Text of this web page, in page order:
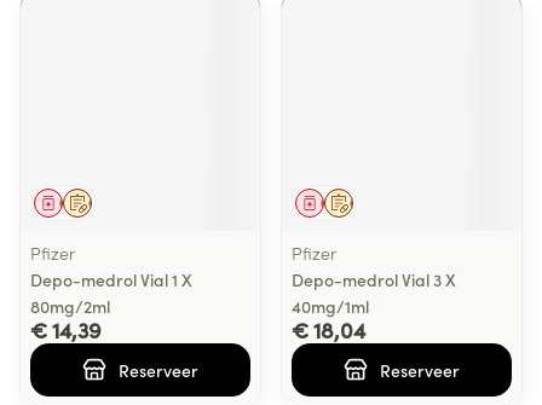
Op voorschrift
Geneesmiddel
Pfizer
Depo-medrol Vial 1 X
80mg/2ml
€ 14,39
Reserveer
Op voorschrift
Geneesmiddel
Pfizer
Depo-medrol Vial 3 X
40mg/1ml
€ 18,04
Reserveer